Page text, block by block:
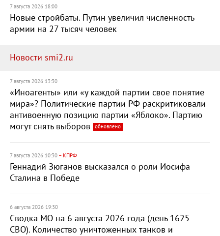
7 августа 2026 18:00
Новые стройбаты. Путин увеличил численность
армии на 27 тысяч человек
Новости smi2.ru
7 августа 2026 13:30
«Иноагенты» или «у каждой партии свое понятие
мира»? Политические партии РФ раскритиковали
антивоенную позицию партии «Яблоко». Партию
могут снять выборов
обновлено
7 августа 2026 10:30 – КПРФ
Геннадий Зюганов высказался о роли Иосифа
Сталина в Победе
6 августа 2026 19:30
Сводка МО на 6 августа 2026 года (день 1625
СВО). Количество уничтоженных танков и